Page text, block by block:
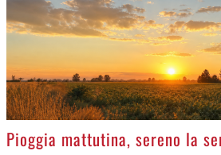
>
Pioggia mattutina, sereno la